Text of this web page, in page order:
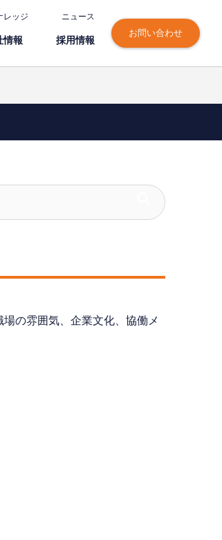
レッジ ニュース
情報 採⽤情報
お問い合わせ
の雰囲気、企業文化、協働メ